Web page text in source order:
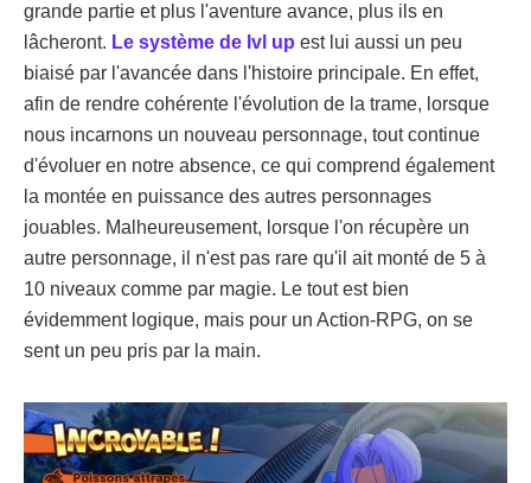
grande partie et plus l'aventure avance, plus ils en
lâcheront. Le système de lvl up est lui aussi un peu
biaisé par l'avancée dans l'histoire principale. En effet,
afin de rendre cohérente l'évolution de la trame, lorsque
nous incarnons un nouveau personnage, tout continue
d'évoluer en notre absence, ce qui comprend également
la montée en puissance des autres personnages
jouables. Malheureusement, lorsque l'on récupère un
autre personnage, il n'est pas rare qu'il ait monté de 5 à
10 niveaux comme par magie. Le tout est bien
évidemment logique, mais pour un Action-RPG, on se
sent un peu pris par la main.